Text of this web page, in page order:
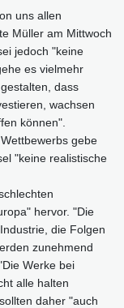
uns allen
Müller am Mittwoch
jedoch "keine
es vielmehr
dass
wachsen
können".
gebe
"keine realistische
hervor. "Die
die Folgen
zunehmend
Werke bei
alle halten
daher "auch